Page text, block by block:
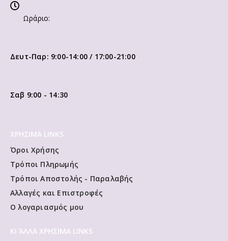
Ωράριο:
Δευτ-Παρ: 9:00-14:00 / 17:00-21:00
Σαβ 9:00 - 14:30
ΧΡΗΣΙΜΑ LINKS
Όροι Χρήσης
Τρόποι Πληρωμής
Τρόποι Αποστολής - Παραλαβής
Αλλαγές και Επιστροφές
Ο λογαριασμός μου
ΚΙ ΆΛΛΑ ΧΡΗΣΙΜΑ LINKS